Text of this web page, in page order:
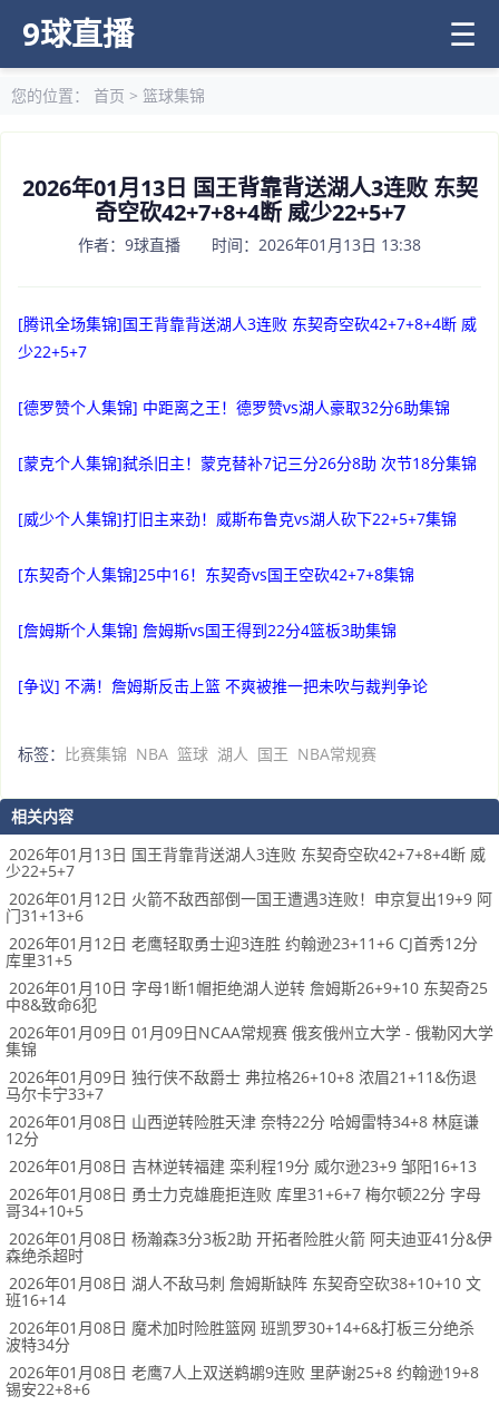
9球直播 ☰
您的位置： 首页 > 篮球集锦
2026年01月13日 国王背靠背送湖人3连败 东契
奇空砍42+7+8+4断 威少22+5+7
作者：9球直播 时间：2026年01月13日 13:38
[腾讯全场集锦]国王背靠背送湖人3连败 东契奇空砍42+7+8+4断 威
少22+5+7
[德罗赞个人集锦] 中距离之王！德罗赞vs湖人豪取32分6助集锦
[蒙克个人集锦]弑杀旧主！蒙克替补7记三分26分8助 次节18分集锦
[威少个人集锦]打旧主来劲！威斯布鲁克vs湖人砍下22+5+7集锦
[东契奇个人集锦]25中16！东契奇vs国王空砍42+7+8集锦
[詹姆斯个人集锦] 詹姆斯vs国王得到22分4篮板3助集锦
[争议] 不满！詹姆斯反击上篮 不爽被推一把未吹与裁判争论
标签： 比赛集锦 NBA 篮球 湖人 国王 NBA常规赛
相关内容
2026年01月13日 国王背靠背送湖人3连败 东契奇空砍42+7+8+4断 威
少22+5+7
2026年01月12日 火箭不敌西部倒一国王遭遇3连败！申京复出19+9 阿
门31+13+6
2026年01月12日 老鹰轻取勇士迎3连胜 约翰逊23+11+6 CJ首秀12分
库里31+5
2026年01月10日 字母1断1帽拒绝湖人逆转 詹姆斯26+9+10 东契奇25
中8&致命6犯
2026年01月09日 01月09日NCAA常规赛 俄亥俄州立大学 - 俄勒冈大学
集锦
2026年01月09日 独行侠不敌爵士 弗拉格26+10+8 浓眉21+11&伤退
马尔卡宁33+7
2026年01月08日 山西逆转险胜天津 奈特22分 哈姆雷特34+8 林庭谦
12分
2026年01月08日 吉林逆转福建 栾利程19分 威尔逊23+9 邹阳16+13
2026年01月08日 勇士力克雄鹿拒连败 库里31+6+7 梅尔顿22分 字母
哥34+10+5
2026年01月08日 杨瀚森3分3板2助 开拓者险胜火箭 阿夫迪亚41分&伊
森绝杀超时
2026年01月08日 湖人不敌马刺 詹姆斯缺阵 东契奇空砍38+10+10 文
班16+14
2026年01月08日 魔术加时险胜篮网 班凯罗30+14+6&打板三分绝杀
波特34分
2026年01月08日 老鹰7人上双送鹈鹕9连败 里萨谢25+8 约翰逊19+8
锡安22+8+6